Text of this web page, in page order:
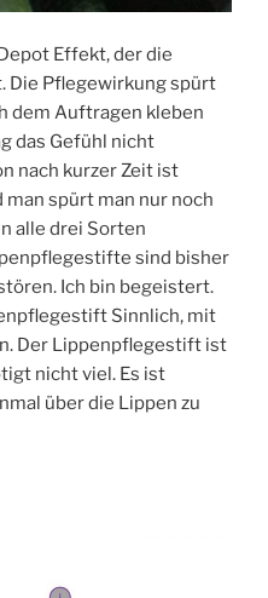
Effekt, der die
Die Pflegewirkung spürt
dem Auftragen kleben
das Gefühl nicht
nach kurzer Zeit ist
spürt man nur noch
alle drei Sorten
sind bisher
Ich bin begeistert.
Sinnlich, mit
Der Lippenpflegestift ist
nicht viel. Es ist
über die Lippen zu